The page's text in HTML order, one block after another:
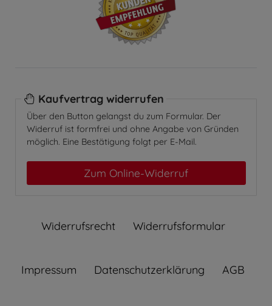
Kaufvertrag widerrufen
Über den Button gelangst du zum Formular. Der
Widerruf ist formfrei und ohne Angabe von Gründen
möglich. Eine Bestätigung folgt per E-Mail.
Zum Online-Widerruf
Widerrufs­recht Widerrufs­formular
Impressum Daten­schutz­erklärung AGB